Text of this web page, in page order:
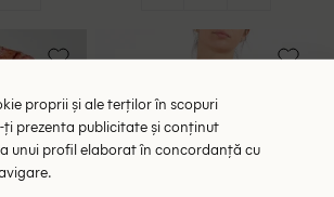
proprii și ale terților în scopuri
prezenta publicitate și conținut
unui profil elaborat în concordanță cu